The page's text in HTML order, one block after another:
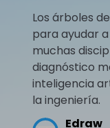
Soporte
EdrawMax
¿Necesitas la versión en
Plano de planta
Diagrama P&ID
Diagrama UML
Para mapas
Mapa mental
Diagrama de IA
Nuevo
Diagrama de
Recursos
Blog
Artículos
Artículos sobre
Tendencia
Soporte
Guía
Descubre cómo
Para EdrawMax
Negocios
Los árboles
para ayudar
muchas
diagnóstico
inteligencia
la ingeniería.
Edraw